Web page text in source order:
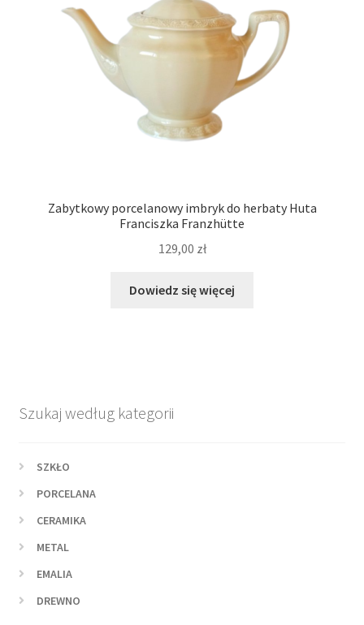
Zabytkowy porcelanowy imbryk do herbaty Huta
Franciszka Franzhütte
129,00 zł
Dowiedz się więcej
Szukaj według kategorii
SZKŁO
PORCELANA
CERAMIKA
METAL
EMALIA
DREWNO